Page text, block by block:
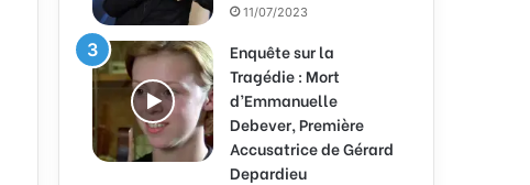
11/07/2023
Enquête sur la
Tragédie : Mort
d’Emmanuelle
Debever, Première
Accusatrice de Gérard
Depardieu